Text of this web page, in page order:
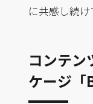
に共感し続け
コンテン
ケージ「